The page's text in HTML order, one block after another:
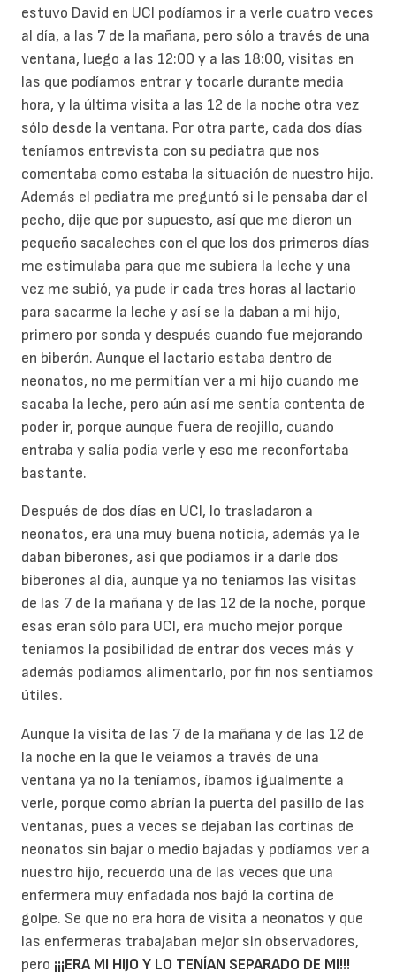
estuvo David en UCI podíamos ir a verle cuatro veces
al día, a las 7 de la mañana, pero sólo a través de una
ventana, luego a las 12:00 y a las 18:00, visitas en
las que podíamos entrar y tocarle durante media
hora, y la última visita a las 12 de la noche otra vez
sólo desde la ventana. Por otra parte, cada dos días
teníamos entrevista con su pediatra que nos
comentaba como estaba la situación de nuestro hijo.
Además el pediatra me preguntó si le pensaba dar el
pecho, dije que por supuesto, así que me dieron un
pequeño sacaleches con el que los dos primeros días
me estimulaba para que me subiera la leche y una
vez me subió, ya pude ir cada tres horas al lactario
para sacarme la leche y así se la daban a mi hijo,
primero por sonda y después cuando fue mejorando
en biberón. Aunque el lactario estaba dentro de
neonatos, no me permitían ver a mi hijo cuando me
sacaba la leche, pero aún así me sentía contenta de
poder ir, porque aunque fuera de reojillo, cuando
entraba y salía podía verle y eso me reconfortaba
bastante.
Después de dos días en UCI, lo trasladaron a
neonatos, era una muy buena noticia, además ya le
daban biberones, así que podíamos ir a darle dos
biberones al día, aunque ya no teníamos las visitas
de las 7 de la mañana y de las 12 de la noche, porque
esas eran sólo para UCI, era mucho mejor porque
teníamos la posibilidad de entrar dos veces más y
además podíamos alimentarlo, por fin nos sentíamos
útiles.
Aunque la visita de las 7 de la mañana y de las 12 de
la noche en la que le veíamos a través de una
ventana ya no la teníamos, íbamos igualmente a
verle, porque como abrían la puerta del pasillo de las
ventanas, pues a veces se dejaban las cortinas de
neonatos sin bajar o medio bajadas y podíamos ver a
nuestro hijo, recuerdo una de las veces que una
enfermera muy enfadada nos bajó la cortina de
golpe. Se que no era hora de visita a neonatos y que
las enfermeras trabajaban mejor sin observadores,
pero ¡¡¡ERA MI HIJO Y LO TENÍAN SEPARADO DE MI!!!